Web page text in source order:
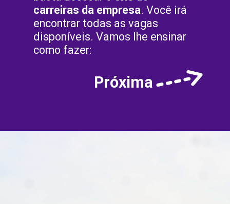
carreiras da empresa. Você irá
encontrar todas as vagas
disponíveis. Vamos lhe ensinar
como fazer:
Próxima